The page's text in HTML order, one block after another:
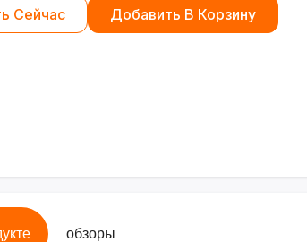
Сейчас Добавить В Корзину
обзоры